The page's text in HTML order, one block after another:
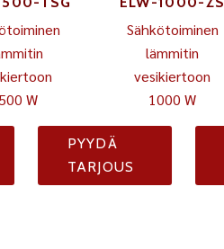
W
Sähkötoiminen
lämmitin
vesikiertoon
1000 W
PYYDÄ
TARJOUS